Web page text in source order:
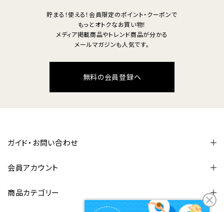
貯まる！使える！会員限定のポイント・クーポンで
もっとオトクなお買い物！
メディア掲載商品やトレンド商品が分かる
メールマガジンも人気です。
無料の会員登録へ
ガイド・お問い合わせ
会員アカウント
商品カテゴリー